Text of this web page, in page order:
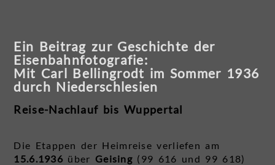
Ein Beitrag zur Geschichte der
Eisenbahnfotografie:
Mit Carl Bellingrodt im Sommer 1936
durch Niederschlesien
Reise-Nachlauf bis Wuppertal
Die Etappen der Heimreise verliefen am
15.6.1936 über Geising (99 616 und 99 618)